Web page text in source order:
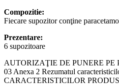
Compozitie:
Fiecare supozitor conţine
Prezentare:
6 supozitoare
AUTORIZAŢIE DE PUNERE PE PIAŢĂ NR. 2423/2010/01-02-03 Anexa 2 Rezumatul caracteristicilor produsului REZUMATUL CARACTERISTICILOR PRODUSULUI 1. DENUMIREA COMERCIALĂ A MEDICAMENTULUI Paracetamol Atb 125 mg supozitoare 2. COMPOZIŢIA CALITATIVĂ ŞI CANTITATIVĂ Fiecare supozitor conţine paracetamol 125 mg. Pentru lista tuturor excipienţilor, vezi pct. 6.1. 3. FORMA FARMACEUTICĂ Supozitor Supozitoare cu formă de torpilă, cu aspect omogen, de culoare albă sau slab-gălbuie 4. DATE CLINICE 4.1 Indicaţii terapeutice Tratamentul simptomatic al stărilor febrile şi al durerilor uşoare şi moderate la copii. 4.2 Doze şi mod de administrare Paracetamol Atb, supozitoare se administrează intrarectal. Supozitoarele trebuie administrate întregi. Nu se recomandă divizarea supozitoarelor înainte de utilizare. Având în vedere faptul că doza recomandată la copiii cu vârsta sub 6 luni este mai mică decât cantitatea de substanţă activă conţinută în Paracetamol Atb 125 mg supozitoare, trebuie utilizate forme farmaceutice adcvate acestei grupe de vârstă, cu concentraţii corespunzătoare. Copii cu vârsta cuprinsă între 6 şi 12 luni (7-10 kg) Doza recomandată este de 125 mg paracetamol de 1 - 4 ori pe zi. Intervalul între administrări: 4 - 6 ore Doza maximă pe zi: 500 mg paracetamol Copii cu vârsta cuprinsă între 1 şi 3 ani (10-15 kg) Doza recomandată este de 250 mg paracetamol de 1 - 3 ori pe zi. Intervalul între administrări: 4 - 8 ore Doza maximă pe zi: 750 mg paracetamol Copii cu vârsta cuprinsă între 3 şi 6 ani (15-22 kg) Doza recomandată este de 250 mg paracetamol de 1 - 4 ori pe zi. Intervalul între administrări: 4 - 8 ore Doza maximă pe zi: 1000 mg paracetamol 2 Copii cu vârsta cuprinsă între 6 şi 9 ani (22-30 kg) Doza recomandată este de 250-500 mg paracetamol de 3 ori pe zi. Intervalul între administrări: 4 - 8 ore Doza maximă pe zi: 1500 mg paracetamol Copii cu vârsta cuprinsă între 9 şi 12 ani (30-40 kg) Doza recomandată este de 250-500 mg paracetamol de 4 ori pe zi. Intervalul între administrări: 4 - 8 ore Doza maximă pe zi: 2000 mg paracetamol Dacă sub tratamentul cu paracetamol, durerea nu se reduce în 5 zile iar febra nu se remite sau reapare în 3 zile este necesară reevaluarea diagnosticului şi a tratamentului. Insuficienţă renală: La pacienţii cu insuficienţă renală este necesară ajustarea dozelor în funcţie de gradul insuficienţei (vezi şi pct. 4.4 şi 5.2). Insuficienţă hepatică: Nu este necesară ajustarea dozelor de paracetamol la pacienţii cu insuficienţă hepatică uşoară(vezi şi pct. 4.3, 4.4 şi 5.2). 4.3 Contraindicaţii Hipersensibilitate la paracetamol sau la oricare dintre excipienţi. Insuficienţă hepatocelulară sau boală hepatică activă. Antecedente recente de rectită, anită sau rectoragie. Deficit de glucozo-6-fosfat dehidrogenază. 4.4 Atenţionări şi precauţii speciale pentru utilizare Pentru a evita riscul de supradozaj, se va verifica prezenţa paracetamolului în compoziţia altor medicamente administrate concomitent. Este necesară prudenţă în cazul utilizăriisimultane de medicamente cu potenţial toxic hepatic sau cu efect inductor asupra enzimelor hepatice. Riscul de supradozaj este mai mare la pacienţii cu ciroză hepatică. În eventualitatea unui supradozaj se recomandă supravegherea pacientului, efectuarea analizelor necesare şi instituirea tratatamentului chiar dacă pacientul este asimptomatic, din cauza riscului de afectare hepatică severătardivă. Se impun precauţii în caz de afecţiuni hepatice, incluzând hepatita virală (creşte riscul hepatotoxicităţii) şi în caz de insuficienţă renală severă (numai în cazul tratamentului de lungă durată cu doze mari, tratamentul ocazional fiind acceptabil). Este necesară monitorizarea funcţiilor hepatice în cazul tratamentului de lungă durată şi cu doze mari la pacienţii cu leziuni hepatice preexistente. În caz de diaree se recomandă utilizarea altor forme farmaceutice. 4.5 Interacţiuni cu alte medicamente şi alte forme de interacţiune Nu se va asocia cu alte medicamente care conţin paracetamol. Efectele altor medicamente asupra Paracetamol Atb În cazul utilizării concomitente cu medicamente cu efect inductor asupra enzimelor hepatice (de exemplu anumite hipnotice, medicamente antiepileptice (de exemplu glutetimidă, fenobarbital, fenitoină, carbamazepină), rifampicină, medicamente care conţin Hypericum perforatum), dozele de paracetamol care altfel sunt sigure, pot determina tulburări hepatice. De exemplu, inductorii enzimatici de tipul medicamentelor antiepileptice reduc aria de sub curba concentraţiei plasmatice în funcţie de timp (ASC) a paracetamolului cu aproximativ 60%. Aceste medicamente accelerează metabolizarea hepatică a paracetamolului, cu următoareledouă consecinţe: 3 creşterea toxicităţii hepatice a paracetamolului din cauza metabolitului activ N – acetyl benzochinon imină al acestuia şi scăderea concentraţiei plasmatice a paracetamolului. Absorbţia paracetamolului este accelerată de metoclopramidă şi domperidonă. În cazul utilizării concomitente de medicamente care duc la încetinirea evacuării gastrice, de exemplu propantelină, absorbţia poate fi încetinită şi debutul efectului paracetamolului poate fi întârziat. Colestiramina reduce absorbţia paracetamolului, dacă se administrează în